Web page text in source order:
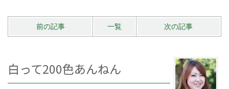
前の記事 一覧 次の記事
白って200色あんねん